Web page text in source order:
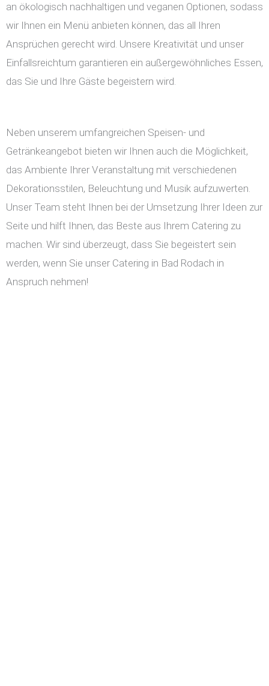
an ökologisch nachhaltigen und veganen Optionen, sodass
wir Ihnen ein Menü anbieten können, das all Ihren
Ansprüchen gerecht wird. Unsere Kreativität und unser
Einfallsreichtum garantieren ein außergewöhnliches Essen,
das Sie und Ihre Gäste begeistern wird.
Neben unserem umfangreichen Speisen- und
Getränkeangebot bieten wir Ihnen auch die Möglichkeit,
das Ambiente Ihrer Veranstaltung mit verschiedenen
Dekorationsstilen, Beleuchtung und Musik aufzuwerten.
Unser Team steht Ihnen bei der Umsetzung Ihrer Ideen zur
Seite und hilft Ihnen, das Beste aus Ihrem Catering zu
machen. Wir sind überzeugt, dass Sie begeistert sein
werden, wenn Sie unser Catering in Bad Rodach in
Anspruch nehmen!